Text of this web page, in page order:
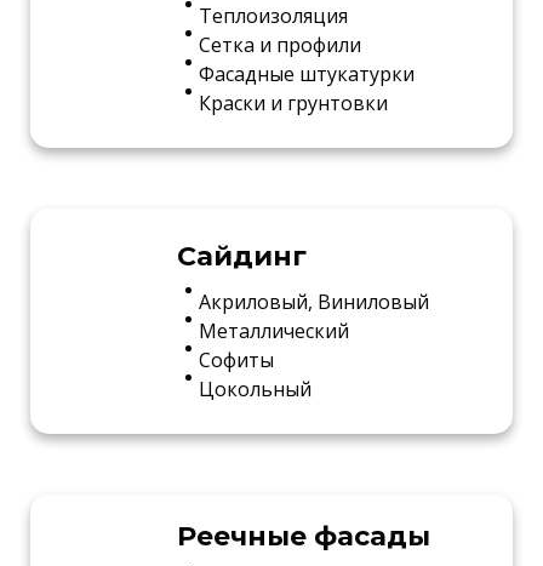
Теплоизоляция
Сетка и профили
Фасадные штукатурки
Краски и грунтовки
Сайдинг
Акриловый, Виниловый
Металлический
Софиты
Цокольный
Реечные фасады